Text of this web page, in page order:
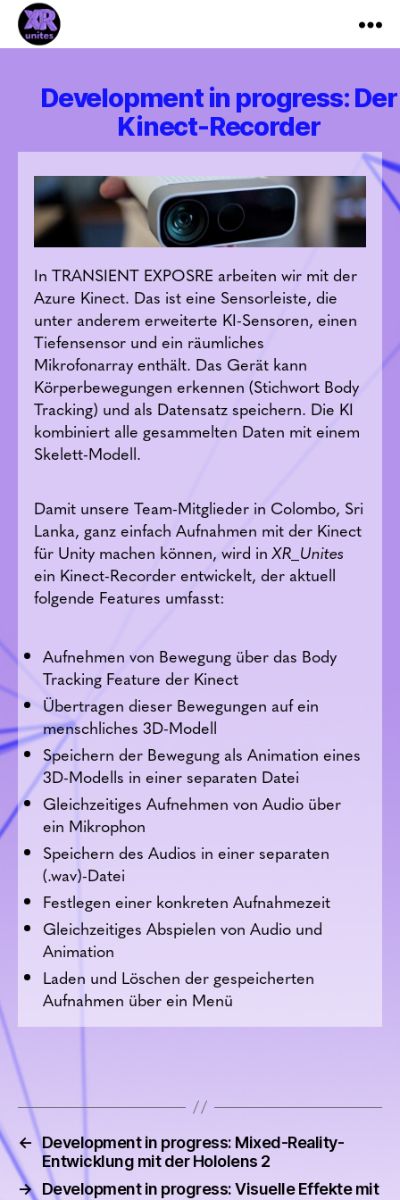
Development in progress: Der
Kinect-Recorder
In TRANSIENT EXPOSRE arbeiten wir mit der
Azure Kinect. Das ist eine Sensorleiste, die
unter anderem erweiterte KI-Sensoren, einen
Tiefensensor und ein räumliches
Mikrofonarray enthält. Das Gerät kann
Körperbewegungen erkennen (Stichwort Body
Tracking) und als Datensatz speichern. Die KI
kombiniert alle gesammelten Daten mit einem
Skelett-Modell.
Damit unsere Team-Mitglieder in Colombo, Sri
Lanka, ganz einfach Aufnahmen mit der Kinect
für Unity machen können, wird inXR_Unites
ein Kinect-Recorder entwickelt, der aktuell
folgende Features umfasst:
Aufnehmen von Bewegung über das Body
Tracking Feature der Kinect
Übertragen dieser Bewegungen auf ein
menschliches 3D-Modell
Speichern der Bewegung als Animation eines
3D-Modells in einer separaten Datei
Gleichzeitiges Aufnehmen von Audio über
ein Mikrophon
Speichern des Audios in einer separaten
(.wav)-Datei
Festlegen einer konkreten Aufnahmezeit
Gleichzeitiges Abspielen von Audio und
Animation
Laden und Löschen der gespeicherten
Aufnahmen über ein Menü
← Development in progress: Mixed-Reality-
Entwicklung mit der Hololens 2
→ Development in progress: Visuelle Effekte mit